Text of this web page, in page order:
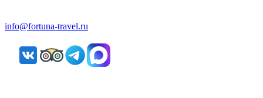
info@fortuna-travel.ru